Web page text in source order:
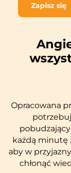
Zapisz się
Opracowana
każdą minutę
aby w
chłonąć